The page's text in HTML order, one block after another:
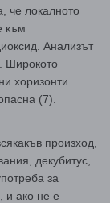
че локалното
към
Анализът
Широкото
хоризонти.
(7).
произход,
декубитус,
за
и ако не е